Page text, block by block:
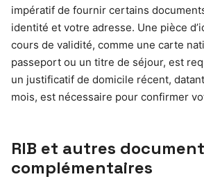
impératif de fournir certains
identité et votre adresse. Une pièce
cours de validité, comme une carte
passeport ou un titre de séjour, est
un justificatif de domicile récent,
mois, est nécessaire pour confirmer
RIB et autres
complémentaires